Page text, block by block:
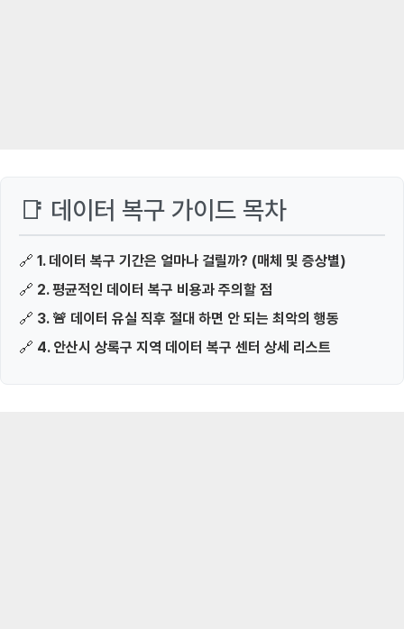
📑 데이터 복구 가이드 목차
🔗 1. 데이터 복구 기간은 얼마나 걸릴까? (매체 및 증상별)
🔗 2. 평균적인 데이터 복구 비용과 주의할 점
🔗 3. 🚨 데이터 유실 직후 절대 하면 안 되는 최악의 행동
🔗 4. 안산시 상록구 지역 데이터 복구 센터 상세 리스트